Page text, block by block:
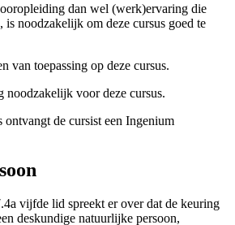
dan wel (werk)ervaring die
is noodzakelijk om deze cursus goed te
van toepassing op deze cursus.
noodzakelijk voor deze cursus.
ontvangt de cursist een Ingenium
vijfde lid spreekt er over dat de keuring
deskundige natuurlijke persoon,